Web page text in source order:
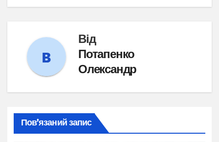
Від
Потапенко
Олександр
Пов’язаний запис